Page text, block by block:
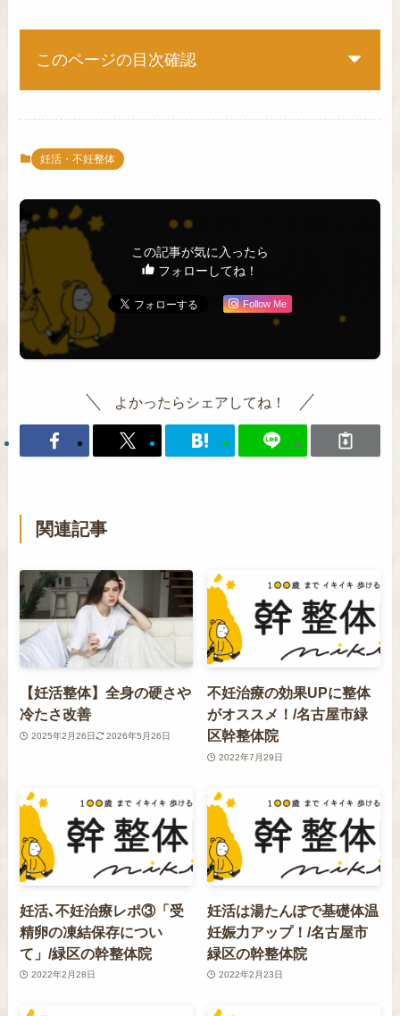
このページの目次確認
妊活・不妊整体
この記事が気に入ったら
フォローしてね！
Follow Me
よかったらシェアしてね！
関連記事
【妊活整体】全身の硬さや
冷たさ改善
2025年2月26日 2026年5月26日
不妊治療の効果UPに整体
がオススメ！/名古屋市緑
区幹整体院
2022年7月29日
妊活､不妊治療レポ③「受
精卵の凍結保存につい
て」/緑区の幹整体院
2022年2月28日
妊活は湯たんぽで基礎体温
妊娠力アップ！/名古屋市
緑区の幹整体院
2022年2月23日